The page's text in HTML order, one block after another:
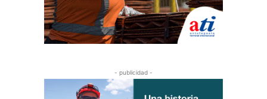
- publicidad -